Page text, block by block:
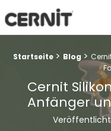
Cernit Une qualité haut
Breadcrumb Trail:
Startseite > Blog >
Cernit
Anfänger